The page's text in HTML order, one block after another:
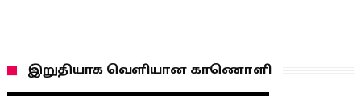
இறுதியாக வெளியான காணொளி